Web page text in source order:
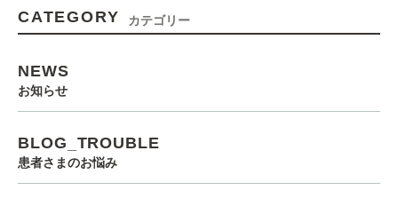
CATEGORY カテゴリー
NEWS
お知らせ
BLOG_TROUBLE
患者さまのお悩み